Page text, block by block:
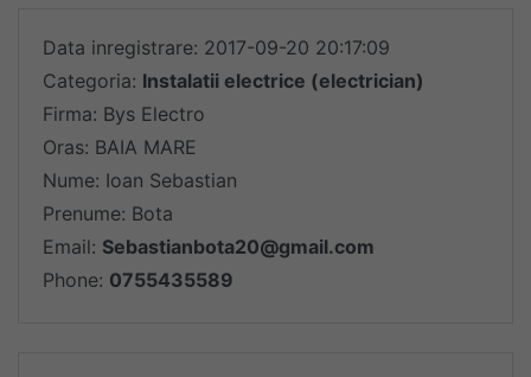
Data inregistrare: 2017-09-20 20:17:09
Categoria: Instalatii electrice (electrician)
Firma: Bys Electro
Oras: BAIA MARE
Nume: Ioan Sebastian
Prenume: Bota
Email: Sebastianbota20@gmail.com
Phone: 0755435589